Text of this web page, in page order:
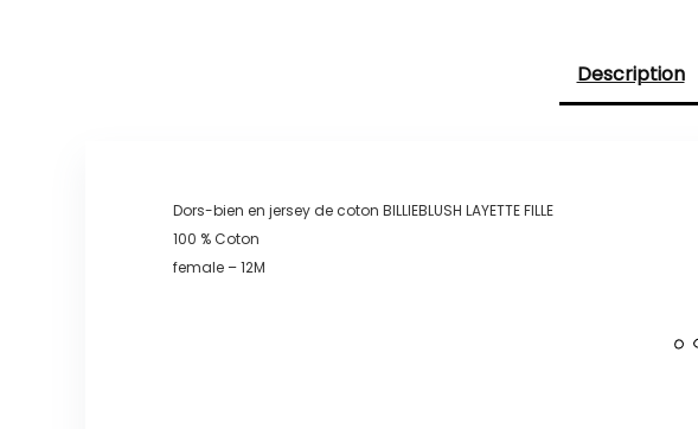
Description
Dors-bien en jersey de coton BILLIEBLUSH LAYETTE FILLE
100 % Coton
female – 12M